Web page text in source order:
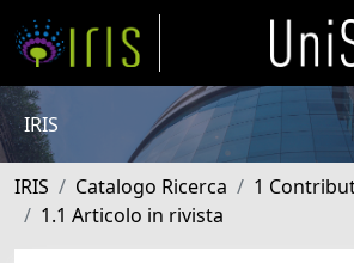
IRIS
IRIS Catalogo Ricerca
1
1.1 Articolo in rivista